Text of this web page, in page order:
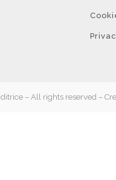
– All rights reserved –